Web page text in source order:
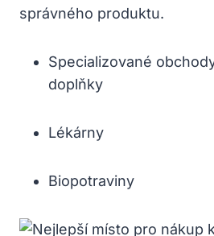
správného produktu.
Specializované
doplňky
Lékárny
Biopotraviny